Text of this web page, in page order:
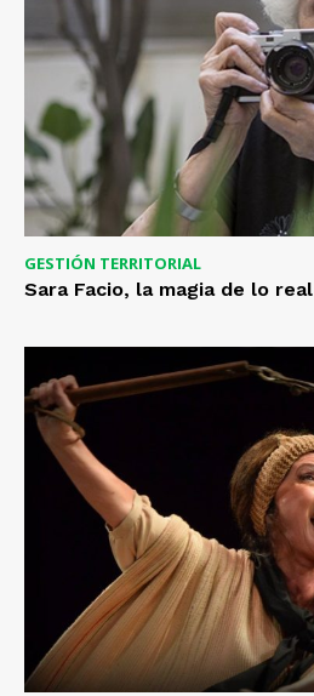
GESTIÓN TERRITORIAL
Sara Facio, la magia de lo real